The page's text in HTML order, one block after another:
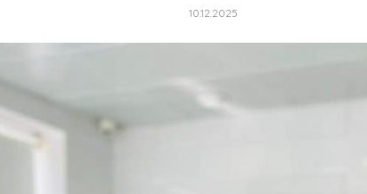
10.12.2025